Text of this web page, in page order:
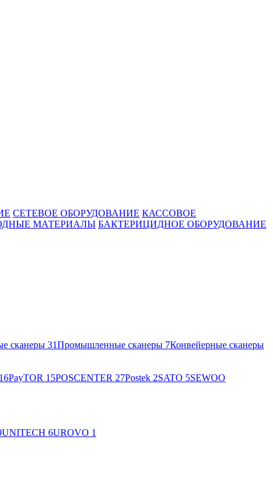
СЕТЕВОЕ ОБОРУДОВАНИЕ КАССОВОЕ
МАТЕРИАЛЫ БАКТЕРИЦИДНОЕ ОБОРУДОВАНИЕ
сканеры 31Промышленные сканеры 7Конвейерные сканеры
16PayTOR 15POSCENTER 27Postek 2SATO 5SEWOO
UNITECH 6UROVO 1